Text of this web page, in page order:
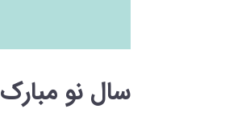
سال نو مبارک 1402